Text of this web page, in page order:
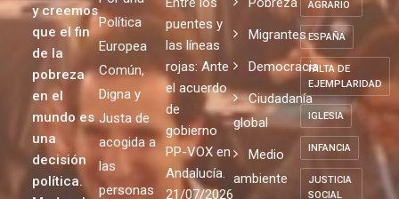
de un
mundo
más justo
y creemos
que el fin
de la
pobreza
en el
mundo es
repite
Por una
Política
Europea
Común,
Digna y
Justa de
repite
31/07/2026
Entre los
puentes y
las líneas
rojas: Ante
el acuerdo
de
gobierno
Justicia
Pobreza
Migrantes
Democracia
Ciudadanía
global
EMPATÍA
EMPLEO
AGRARIO
ESPAÑA
FALTA DE
EJEMPLARIDAD
IGLESIA